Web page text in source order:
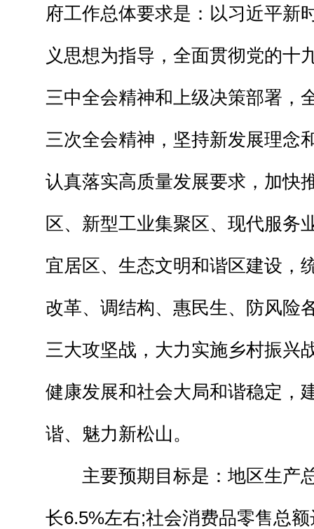
府工作总体要求是：以习近平新
义思想为指导，全面贯彻党的十
三中全会精神和上级决策部署，
三次全会精神，坚持新发展理念
认真落实高质量发展要求，加快
区、新型工业集聚区、现代服务
宜居区、生态文明和谐区建设，
改革、调结构、惠民生、防风险
三大攻坚战，大力实施乡村振兴
健康发展和社会大局和谐稳定，
谐、魅力新松山。
主要预期目标是：地区生产
长6.5%左右;社会消费品零售总